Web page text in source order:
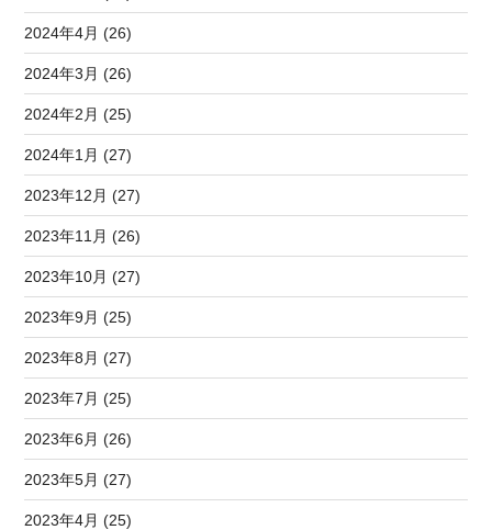
2024年4月 (26)
2024年3月 (26)
2024年2月 (25)
2024年1月 (27)
2023年12月 (27)
2023年11月 (26)
2023年10月 (27)
2023年9月 (25)
2023年8月 (27)
2023年7月 (25)
2023年6月 (26)
2023年5月 (27)
2023年4月 (25)